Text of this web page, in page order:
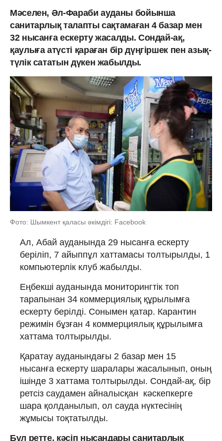
Мәселен, Әл-Фараби ауданы бойынша
санитарлық талапты сақтамаған 4 базар мен
32 нысанға ескерту жасалды. Сондай-ақ,
қаулыға атүсті қараған бір дүңгіршек пен азық-
түлік сататын дүкен жабылды.
Фото: Шымкент қаласы әкімдігі: Facebook
Ал, Абай ауданында 29 нысанға ескерту
беріліп, 7 айыппұл хаттамасы толтырылды, 1
компьютерлік клуб жабылды.
Еңбекші ауданында мониторингтік топ
тарапынан 34 коммерциялық құрылымға
ескерту берілді. Сонымен қатар. Карантин
режимін бұзған 4 коммерциялық құрылымға
хаттама толтырылды.
Қаратау ауданындағы 2 базар мен 15
нысанға ескерту шаралары жасалынып, оның
ішінде 3 хаттама толтырылды. Сондай-ақ, бір
ретсіз саудамен айналысқан кәскепкерге
шара қолданылып, ол сауда нүктесінің
жұмысы тоқтатылды.
Бұл ретте, кәсіп нысандары санитарлық